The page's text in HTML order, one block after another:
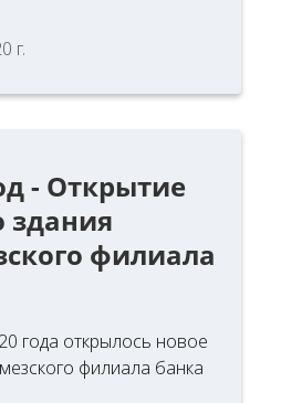
г.
- Открытие
здания
филиала
года открылось новое
филиала банка